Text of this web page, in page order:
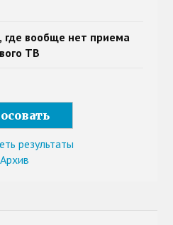
где вообще нет приема
ТВ
результаты
Архив